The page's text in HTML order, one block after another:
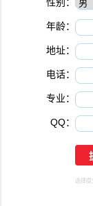
年龄：
地址：
电话：
专业：
QQ：
选择提